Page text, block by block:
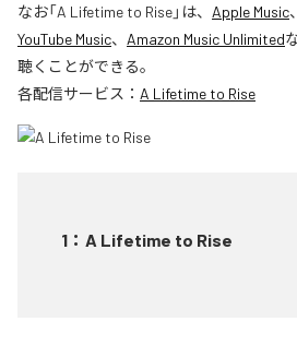
なお「A Lifetime to Rise」は、 Apple Music、
YouTube Music、 Amazon Music Unlimited
聴くことができる。
各配信サービス： A Lifetime to Rise
1 ： A Lifetime to Rise